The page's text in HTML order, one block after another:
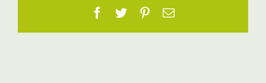
Facebook
TwitterPinterest
E-